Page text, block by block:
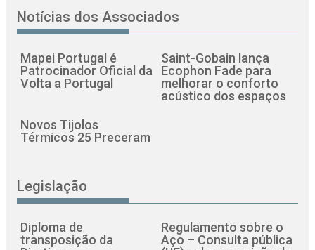
Notícias dos Associados
Mapei Portugal é
Patrocinador Oficial da
Volta a Portugal
Saint-Gobain lança
Ecophon Fade para
melhorar o conforto
acústico dos espaços
Novos Tijolos
Térmicos 25 Preceram
Legislação
Diploma de
transposição da
Regulamento sobre o
Aço – Consulta pública